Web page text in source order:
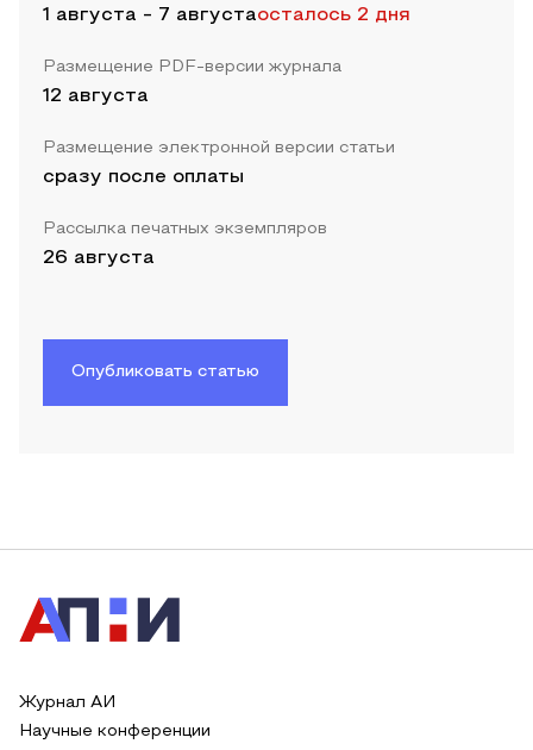
1 августа - 7 августаосталось 2 дня
Размещение PDF-версии журнала
12 августа
Размещение электронной версии статьи
сразу после оплаты
Рассылка печатных экземпляров
26 августа
Опубликовать статью
Журнал АИ
Научные конференции